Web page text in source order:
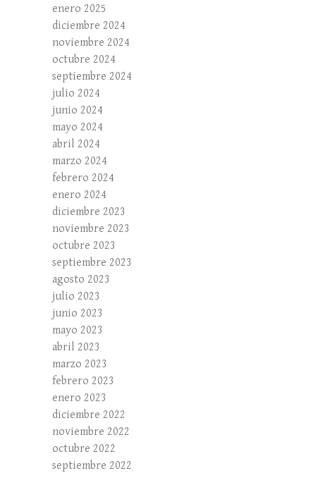
enero 2025
diciembre 2024
noviembre 2024
octubre 2024
septiembre 2024
julio 2024
junio 2024
mayo 2024
abril 2024
marzo 2024
febrero 2024
enero 2024
diciembre 2023
noviembre 2023
octubre 2023
septiembre 2023
agosto 2023
julio 2023
junio 2023
mayo 2023
abril 2023
marzo 2023
febrero 2023
enero 2023
diciembre 2022
noviembre 2022
octubre 2022
septiembre 2022